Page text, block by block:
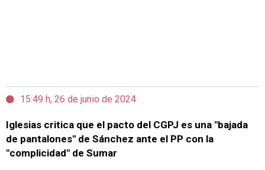
15:49 h, 26 de junio de 2024
Iglesias critica que el pacto del CGPJ es una "bajada
de pantalones" de Sánchez ante el PP con la
"complicidad" de Sumar